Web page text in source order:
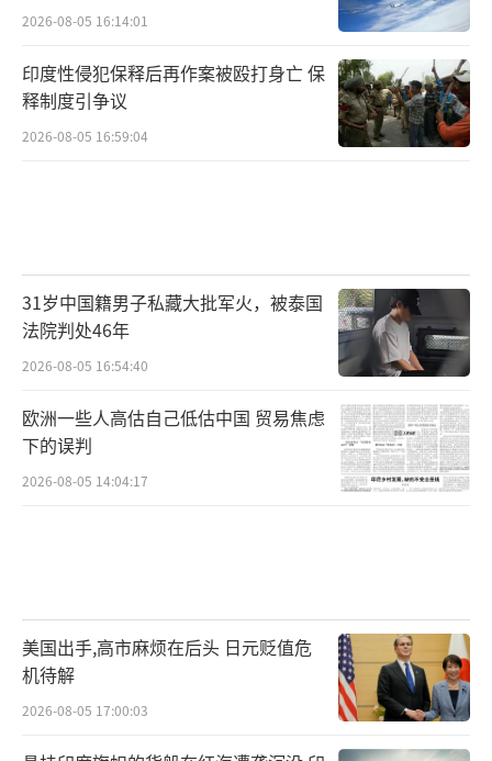
2026-08-05 16:14:01
印度性侵犯保释后再作案被殴打身亡 保
释制度引争议
2026-08-05 16:59:04
31岁中国籍男子私藏大批军火，被泰国
法院判处46年
2026-08-05 16:54:40
欧洲一些人高估自己低估中国 贸易焦虑
下的误判
2026-08-05 14:04:17
美国出手,高市麻烦在后头 日元贬值危
机待解
2026-08-05 17:00:03